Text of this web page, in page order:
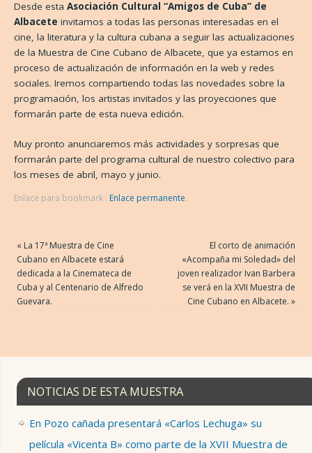
Desde estaAsociación Cultural “Amigos de Cuba” de
Albacete invitamos a todas las personas interesadas en el
cine, la literatura y la cultura cubana a seguir las actualizaciones
de la Muestra de Cine Cubano de Albacete, que ya estamos en
proceso de actualización de información en la web y redes
sociales. Iremos compartiendo todas las novedades sobre la
programación, los artistas invitados y las proyecciones que
formarán parte de esta nueva edición.
Muy pronto anunciaremos más actividades y sorpresas que
formarán parte del programa cultural de nuestro colectivo para
los meses de abril, mayo y junio.
Enlace para bookmark :Enlace permanente.
« La 17ª Muestra de Cine
Cubano en Albacete estará
dedicada a la Cinemateca de
Cuba y al Centenario de Alfredo
Guevara.
El corto de animación
«Acompaña mi Soledad» del
joven realizador Ivan Barbera
se verá en la XVII Muestra de
Cine Cubano en Albacete. »
NOTICIAS DE ESTA MUESTRA
En Pozo cañada presentará «Carlos Lechuga» su
película «Vicenta B» como parte de la XVII Muestra de